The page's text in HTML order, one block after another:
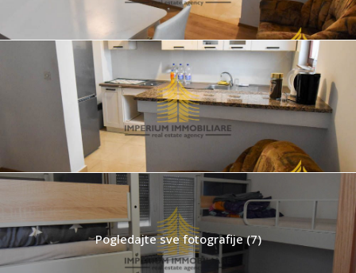
Pogledajte sve fotografije (7)